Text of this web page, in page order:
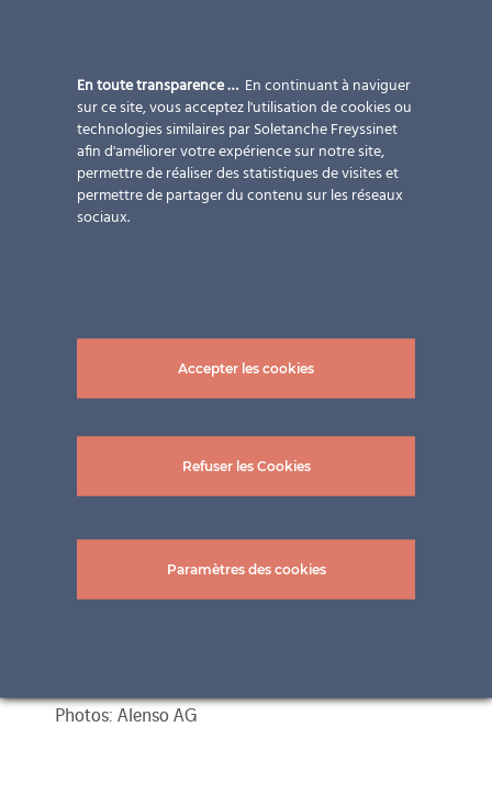
Photos: Alenso AG
En toute transparence … En continuant à naviguer
sur ce site, vous acceptez l'utilisation de cookies ou
technologies similaires par Soletanche Freyssinet
afin d'améliorer votre expérience sur notre site,
permettre de réaliser des statistiques de visites et
permettre de partager du contenu sur les réseaux
sociaux.
Accepter les cookies
Refuser les Cookies
Paramètres des cookies